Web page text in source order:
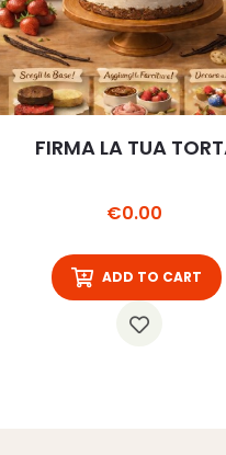
FIRMA LA TUA
Price
€0.00
ADD TO CART